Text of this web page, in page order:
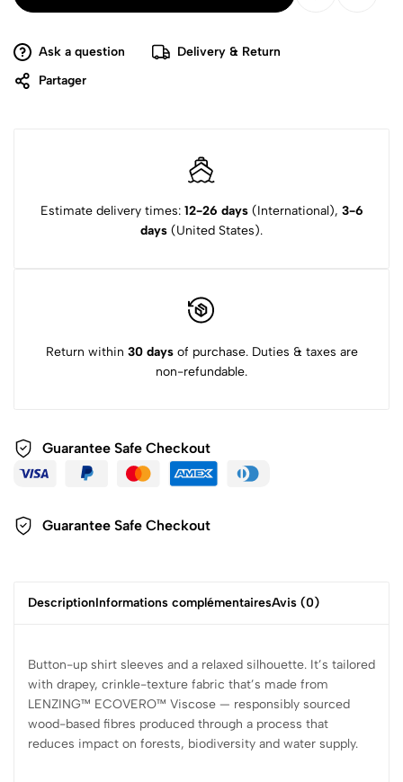
Ask a question
Delivery & Return
Partager
Estimate delivery times: 12-26 days(International), 3-6
days (United States).
Return within 30 daysof purchase. Duties & taxes are
non-refundable.
Guarantee Safe Checkout
Guarantee Safe Checkout
DescriptionInformations complémentairesAvis (0)
Button-up shirt sleeves and a relaxed silhouette. It’s tailored
with drapey, crinkle-texture fabric that’s made from
LENZING™ ECOVERO™ Viscose — responsibly sourced
wood-based fibres produced through a process that
reduces impact on forests, biodiversity and water supply.